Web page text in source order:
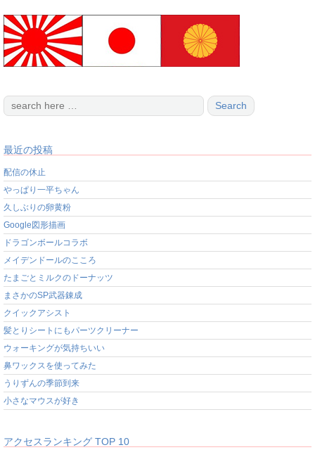
最近の投稿
配信の休止
やっぱり一平ちゃん
久しぶりの卵黄粉
Google図形描画
ドラゴンボールコラボ
メイデンドールのこころ
たまごとミルクのドーナッツ
まさかのSP武器錬成
クイックアシスト
髪とりシートにもパーツクリーナー
ウォーキングが気持ちいい
鼻ワックスを使ってみた
うりずんの季節到来
小さなマウスが好き
アクセスランキング TOP 10